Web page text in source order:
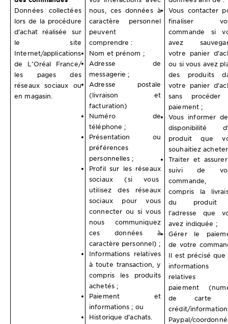
Données collectées
lors de la procédure
d’achat réalisée sur
le site
Internet/applications
de L’Oréal France/
les pages des
réseaux sociaux ou
en magasin.
nous, ces données à
caractère personnel
peuvent
comprendre :
Nom et prénom ;
Adresse de
messagerie ;
Adresse postale
(livraison et
facturation)
Numéro de
téléphone ;
Présentation ou
préférences
personnelles ;
Profil sur les réseaux
sociaux (si vous
utilisez des réseaux
sociaux pour vous
connecter ou si vous
nous communiquez
ces données à
caractère personnel) ;
Informations relatives
à toute transaction, y
compris les produits
achetés ;
Paiement et
informations ; ou
Historique d’achats.
Vous contacter
finaliser
commande si
avez
votre panier
ou si vous avez
des produits
votre panier
sans procéder
paiement ;
Vous informer
disponibilité
produit que
souhaitiez
Traiter et
suivi de
compris la
du produit
l’adresse que
avez indiquée ;
Gérer le
de votre
Il est précisé que
informations
relatives
paiement
de carte
crédit/
Paypal/